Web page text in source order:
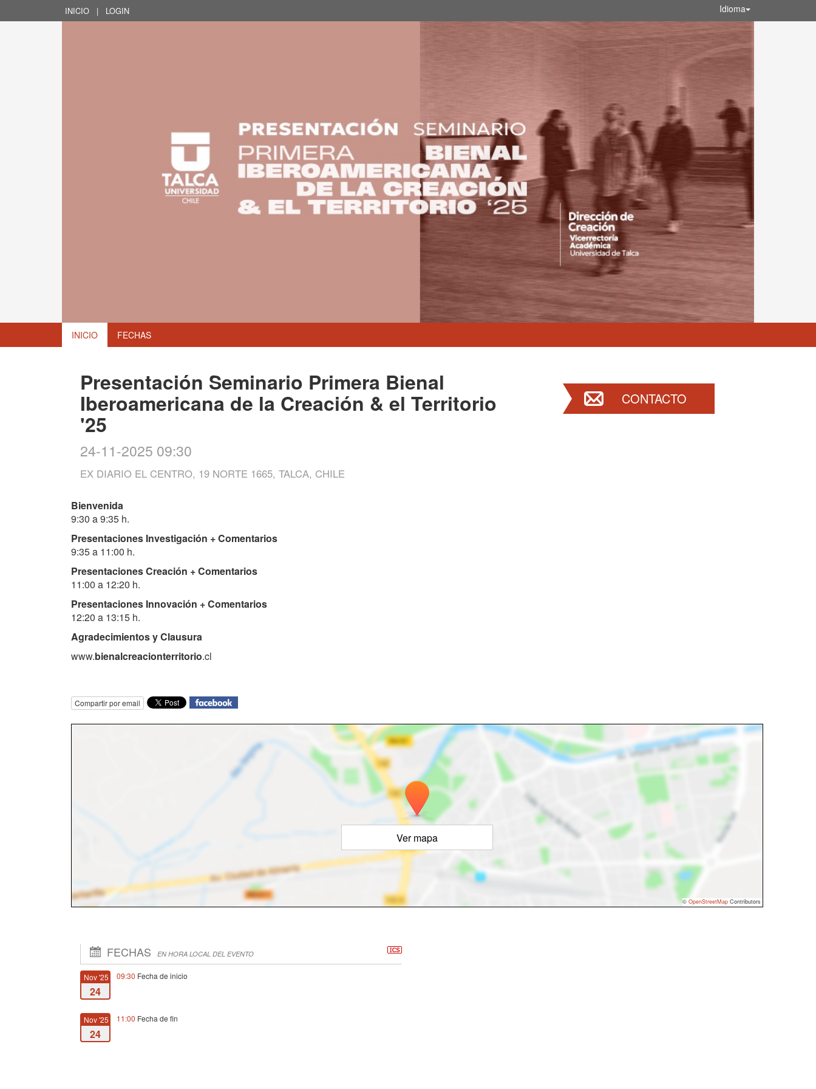
INICIO | LOGIN Idioma
INICIO FECHAS
Presentación Seminario Primera Bienal
Iberoamericana de la Creación & el Territorio
'25
24-11-2025 09:30
EX DIARIO EL CENTRO, 19 NORTE 1665, TALCA, CHILE
CONTACTO
Bienvenida
9:30 a 9:35 h.
Presentaciones Investigación + Comentarios
9:35 a 11:00 h.
Presentaciones Creación + Comentarios
11:00 a 12:20 h.
Presentaciones Innovación + Comentarios
12:20 a 13:15 h.
Agradecimientos y Clausura
www.bienalcreacionterritorio.cl
Compartir por email
Ver mapa
© OpenStreetMap Contributors
FECHAS EN HORA LOCAL DEL EVENTO
Nov '25
24
09:30 Fecha de inicio
Nov '25
24
11:00 Fecha de fin